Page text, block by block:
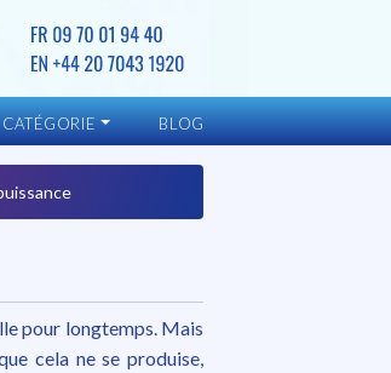
CATÉGORIE BLOG
pour longtemps. Mais
cela ne se produise,